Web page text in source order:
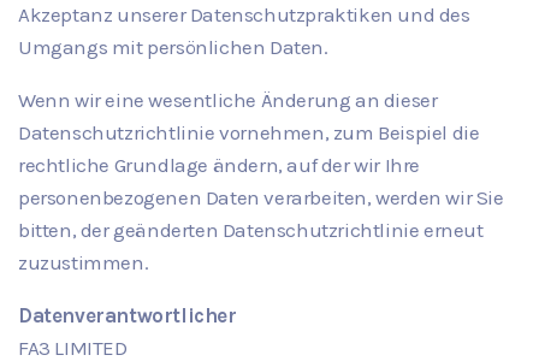
Akzeptanz unserer Datenschutzpraktiken und des
Umgangs mit persönlichen Daten.
Wenn wir eine wesentliche Änderung an dieser
Datenschutzrichtlinie vornehmen, zum Beispiel die
rechtliche Grundlage ändern, auf der wir Ihre
personenbezogenen Daten verarbeiten, werden wir Sie
bitten, der geänderten Datenschutzrichtlinie erneut
zuzustimmen.
Datenverantwortlicher
FA3 LIMITED